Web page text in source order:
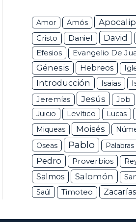
Amor Amós
Cristo Daniel David
Efesios Evangelio De
Génesis Hebreos
Introducción Isaias
Jeremías Jesús Job
Juicio Levítico Lucas
Miqueas
Moisés
Oseas
Pablo
Pedro Proverbios
Salmos
Salomón
Saúl
Timoteo Zacarías